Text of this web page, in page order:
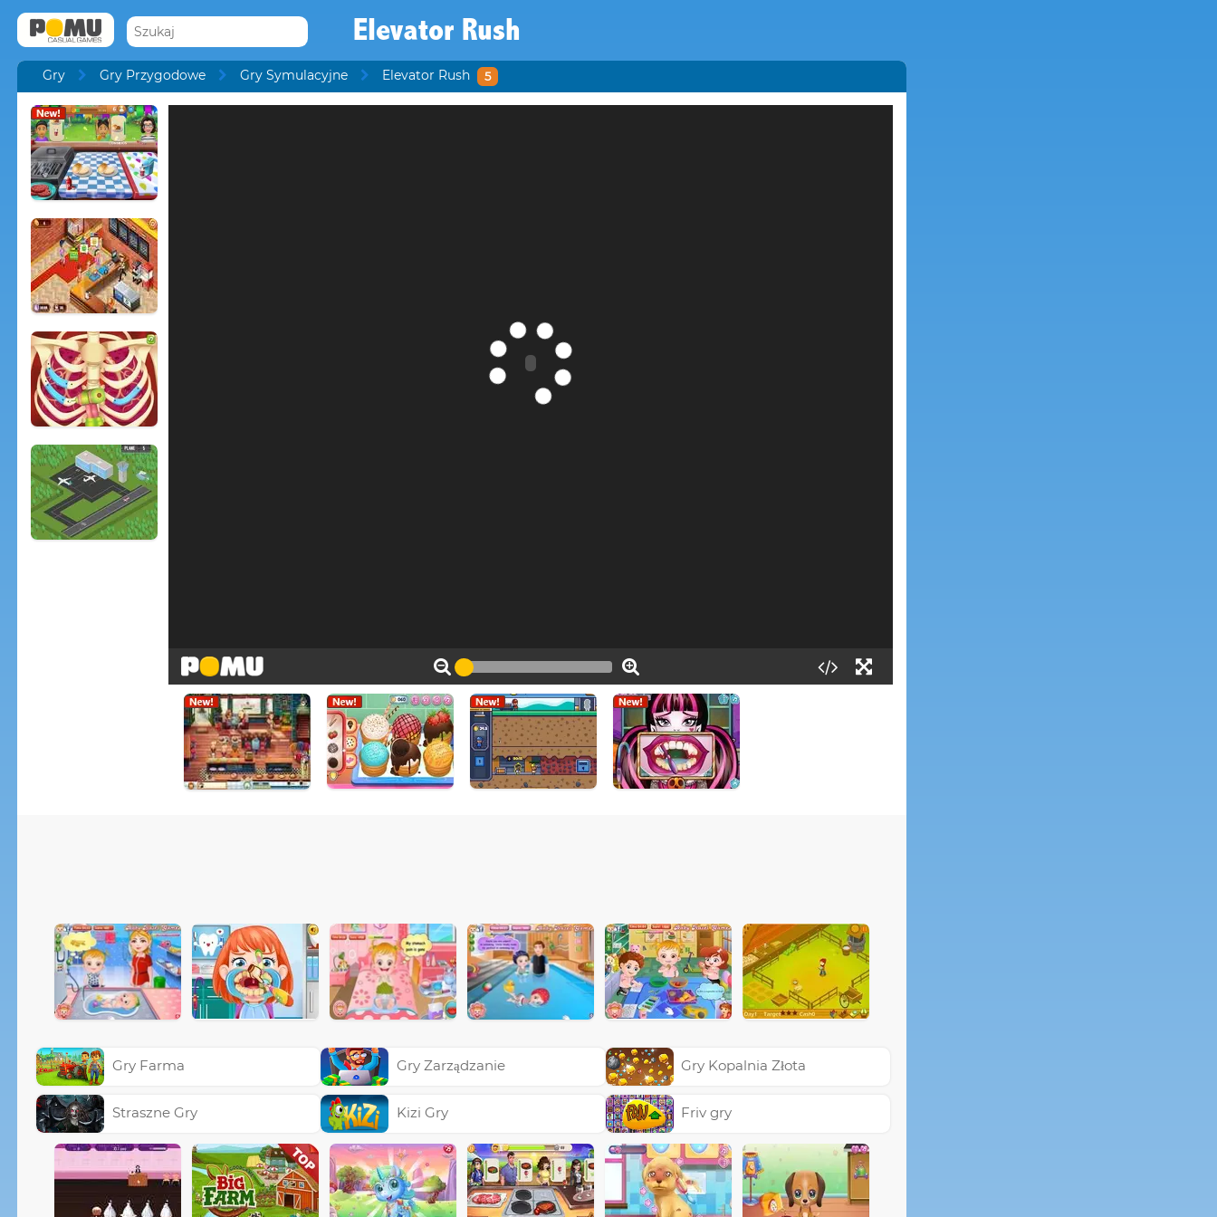
Elevator Rush
Gry Gry Przygodowe Gry Symulacyjne Elevator Rush 5
Gry Farma
Straszne Gry
Gry Zarządzanie
Kizi Gry
Gry Kopalnia Złota
Friv gry